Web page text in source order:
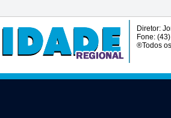
Diretor:
Fone:
®Todos